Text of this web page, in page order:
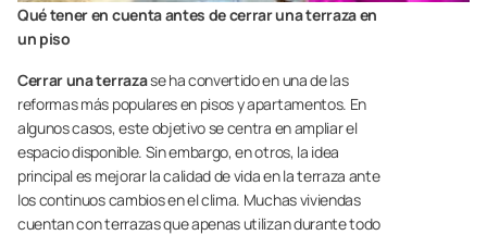
Qué tener en cuenta antes de cerrar una terraza en
un piso
Cerrar una terrazase ha convertido en una de las
reformas más populares en pisos y apartamentos. En
algunos casos, este objetivo se centra en ampliar el
espacio disponible. Sin embargo, en otros, la idea
principal es mejorar la calidad de vida en la terraza ante
los continuos cambios en el clima. Muchas viviendas
cuentan con terrazas que apenas utilizan durante todo